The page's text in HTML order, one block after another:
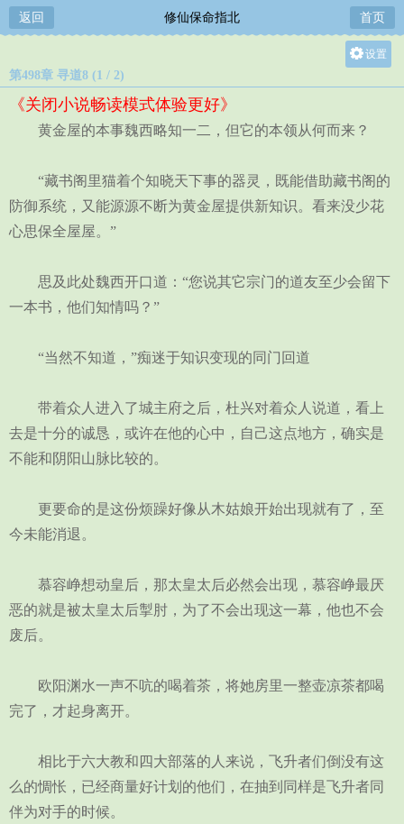
返回 修仙保命指北 首页
设置
中
第498章 寻道8 (1 / 2)
《关闭小说畅读模式体验更好》
黄金屋的本事魏西略知一二，但它的本领从何而来？
“藏书阁里猫着个知晓天下事的器灵，既能借助藏书阁的
防御系统，又能源源不断为黄金屋提供新知识。看来没少花
心思保全屋屋。”
思及此处魏西开口道：“您说其它宗门的道友至少会留下
一本书，他们知情吗？”
“当然不知道，”痴迷于知识变现的同门回道
带着众人进入了城主府之后，杜兴对着众人说道，看上
去是十分的诚恳，或许在他的心中，自己这点地方，确实是
不能和阴阳山脉比较的。
更要命的是这份烦躁好像从木姑娘开始出现就有了，至
今未能消退。
慕容峥想动皇后，那太皇太后必然会出现，慕容峥最厌
恶的就是被太皇太后掣肘，为了不会出现这一幕，他也不会
废后。
欧阳渊水一声不吭的喝着茶，将她房里一整壶凉茶都喝
完了，才起身离开。
相比于六大教和四大部落的人来说，飞升者们倒没有这
么的惆怅，已经商量好计划的他们，在抽到同样是飞升者同
伴为对手的时候。